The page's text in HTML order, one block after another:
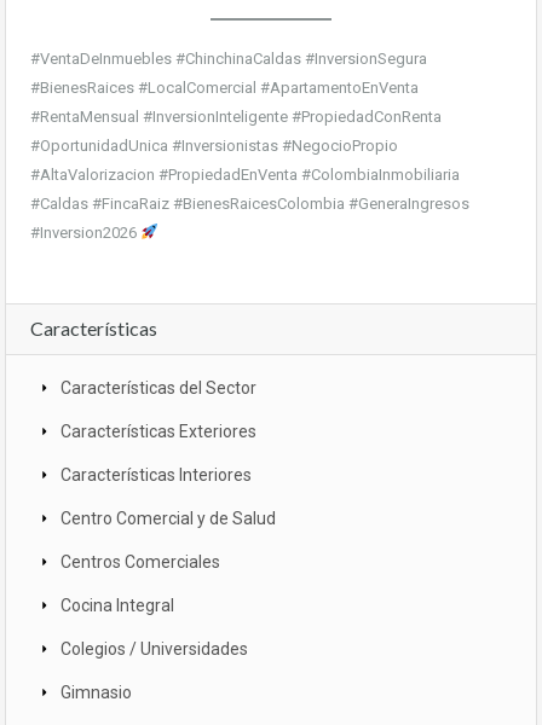
#VentaDeInmuebles #ChinchinaCaldas #InversionSegura
#BienesRaices #LocalComercial #ApartamentoEnVenta
#RentaMensual #InversionInteligente #PropiedadConRenta
#OportunidadUnica #Inversionistas #NegocioPropio
#AltaValorizacion #PropiedadEnVenta #ColombiaInmobiliaria
#Caldas #FincaRaiz #BienesRaicesColombia #GeneraIngresos
#Inversion2026
Características
Características del Sector
Características Exteriores
Características Interiores
Centro Comercial y de Salud
Centros Comerciales
Cocina Integral
Colegios / Universidades
Gimnasio